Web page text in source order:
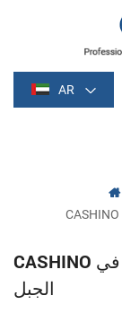
AR
CASHINO خمس سنوات الاحتفال في YunDing
الجبل